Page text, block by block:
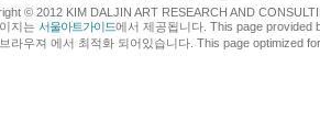
© 2012 KIM DALJIN ART RESEARCH AND
지는 서울아트가이드에서 제공됩니다. This page provided
라우져 에서 최적화 되어있습니다. This page optimized